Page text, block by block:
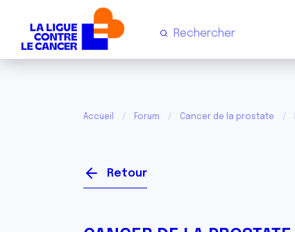
Accueil Forum Cancer de la prostate
Retour